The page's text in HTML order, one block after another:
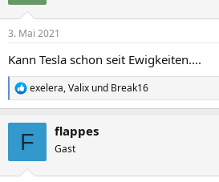
e
:
3. Mai 2021
Kann Tesla schon seit Ewigkeiten....
R
e
exelera,Valix und Break16
F flappes
Gast